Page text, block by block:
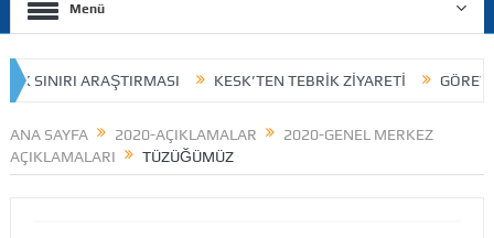
Menü
SINIRI ARAŞTIRMASI KESK’TEN TEBRİK ZİYARETİ GÖREV
ANA SAYFA 2020-AÇIKLAMALAR
2020-GENEL MERKEZ
AÇIKLAMALARI
TÜZÜĞÜMÜZ